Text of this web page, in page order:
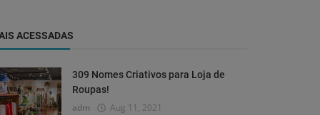
ACESSADAS
309 Nomes Criativos para Loja de
Roupas!
adm Aug 11, 2021